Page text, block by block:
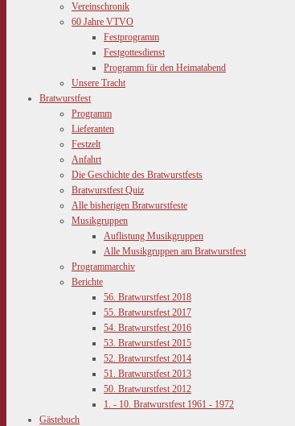
Vereinschronik
60 Jahre VTVO
Festprogramm
Festgottesdienst
Programm für den Heimatabend
Unsere Tracht
Bratwurstfest
Programm
Lieferanten
Festzelt
Anfahrt
Die Geschichte des Bratwurstfests
Bratwurstfest Quiz
Alle bisherigen Bratwurstfeste
Musikgruppen
Auflistung Musikgruppen
Alle Musikgruppen am Bratwurstfest
Programmarchiv
Berichte
56. Bratwurstfest 2018
55. Bratwurstfest 2017
54. Bratwurstfest 2016
53. Bratwurstfest 2015
52. Bratwurstfest 2014
51. Bratwurstfest 2013
50. Bratwurstfest 2012
1. - 10. Bratwurstfest 1961 - 1972
Gästebuch